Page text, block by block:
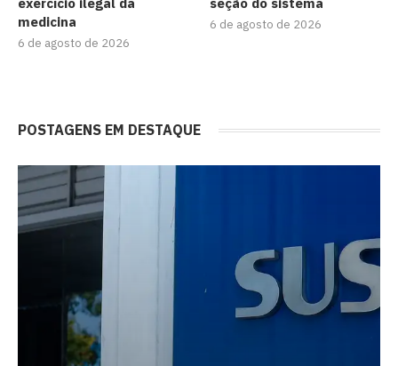
medicina
6 de agosto de 2026
6 de agosto de 2026
POSTAGENS EM DESTAQUE